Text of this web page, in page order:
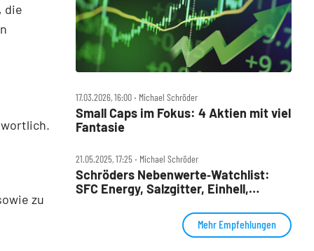
die
zu
17.03.2026, 16:00 ‧ Michael Schröder
Small Caps im Fokus: 4 Aktien mit viel
Fantasie
21.05.2025, 17:25 ‧ Michael Schröder
Schröders Nebenwerte‑Watchlist:
SFC Energy, Salzgitter, Einhell,
Mehr Empfehlungen